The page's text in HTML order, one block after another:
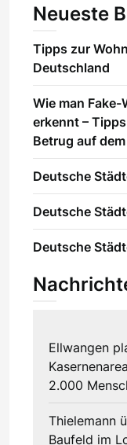
Neueste
Tipps zur
Deutschland
Wie man
erkennt –
Betrug auf
Deutsche
Deutsche
Deutsche
Ellwangen
2.000
Thielemann
Baufeld im